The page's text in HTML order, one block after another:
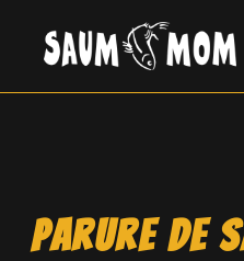
Parure de